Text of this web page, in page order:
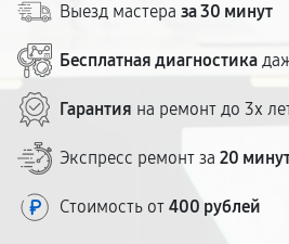
Выезд мастера за 30 минут
Бесплатная диагностика
Гарантия на ремонт до 3х
Экспресс ремонт за 20
Стоимость от 400 рублей